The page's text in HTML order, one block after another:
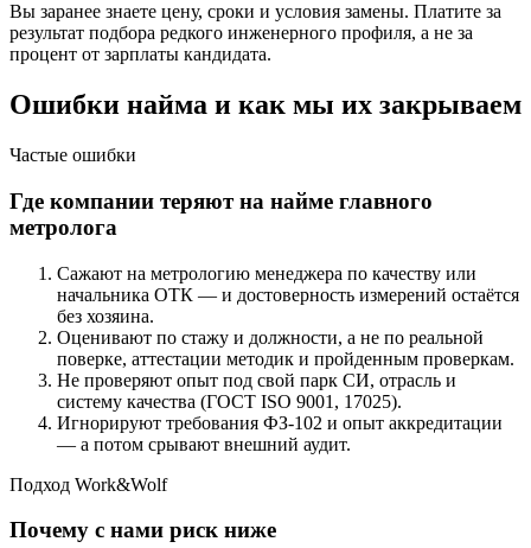
Вы заранее знаете цену, сроки и условия замены. Платите за
результат подбора редкого инженерного профиля, а не за
процент от зарплаты кандидата.
Ошибки найма и как мы их закрываем
Частые ошибки
Где компании теряют на найме главного
метролога
Сажают на метрологию менеджера по качеству или
начальника ОТК — и достоверность измерений остаётся
без хозяина.
Оценивают по стажу и должности, а не по реальной
поверке, аттестации методик и пройденным проверкам.
Не проверяют опыт под свой парк СИ, отрасль и
систему качества (ГОСТ ISO 9001, 17025).
Игнорируют требования ФЗ-102 и опыт аккредитации
— а потом срывают внешний аудит.
Подход Work&Wolf
Почему с нами риск ниже